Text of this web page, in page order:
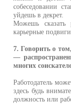
собеседовании
уйдешь в декрет.
Можешь сказать
карьерные
7. Говорить о
—
многих
Работодатель
здесь будь
должность или